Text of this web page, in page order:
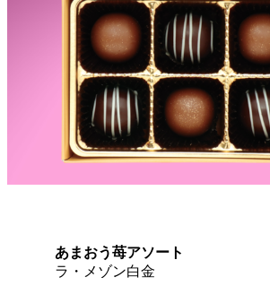
あまおう苺アソート
ラ・メゾン白金